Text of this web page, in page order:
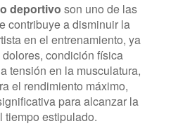
deportivo son uno de las
contribuye a disminuir la
en el entrenamiento, ya
condición física
tensión en la musculatura,
el rendimiento máximo,
para alcanzar la
tiempo estipulado.